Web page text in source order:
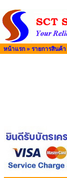
หน้าแรก » รายการสินค้า